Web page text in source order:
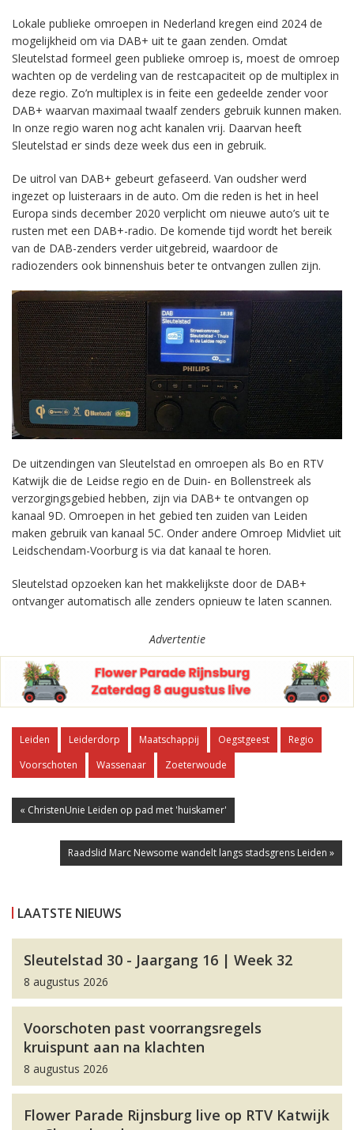
Lokale publieke omroepen in Nederland kregen eind 2024 de
mogelijkheid om via DAB+ uit te gaan zenden. Omdat
Sleutelstad formeel geen publieke omroep is, moest de omroep
wachten op de verdeling van de restcapaciteit op de multiplex in
deze regio. Zo’n multiplex is in feite een gedeelde zender voor
DAB+ waarvan maximaal twaalf zenders gebruik kunnen maken.
In onze regio waren nog acht kanalen vrij. Daarvan heeft
Sleutelstad er sinds deze week dus een in gebruik.
De uitrol van DAB+ gebeurt gefaseerd. Van oudsher werd
ingezet op luisteraars in de auto. Om die reden is het in heel
Europa sinds december 2020 verplicht om nieuwe auto’s uit te
rusten met een DAB+-radio. De komende tijd wordt het bereik
van de DAB-zenders verder uitgebreid, waardoor de
radiozenders ook binnenshuis beter te ontvangen zullen zijn.
De uitzendingen van Sleutelstad en omroepen als Bo en RTV
Katwijk die de Leidse regio en de Duin- en Bollenstreek als
verzorgingsgebied hebben, zijn via DAB+ te ontvangen op
kanaal 9D. Omroepen in het gebied ten zuiden van Leiden
maken gebruik van kanaal 5C. Onder andere Omroep Midvliet uit
Leidschendam-Voorburg is via dat kanaal te horen.
Sleutelstad opzoeken kan het makkelijkste door de DAB+
ontvanger automatisch alle zenders opnieuw te laten scannen.
Advertentie
Leiden Leiderdorp Maatschappij Oegstgeest
Regio
Voorschoten
Wassenaar Zoeterwoude
« ChristenUnie Leiden op pad met 'huiskamer'
Raadslid Marc Newsome wandelt langs stadsgrens Leiden »
LAATSTE NIEUWS
Sleutelstad 30 - Jaargang 16 | Week 32
8 augustus 2026
Voorschoten past voorrangsregels
kruispunt aan na klachten
8 augustus 2026
Flower Parade Rijnsburg live op RTV Katwijk